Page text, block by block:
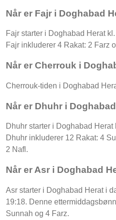
Når er Fajr i Doghabad
Fajr starter i Doghabad Herat
Fajr inkluderer 4 Rakat: 2 Farz
Når er Cherrouk i
Cherrouk-tiden i Doghabad
Når er Dhuhr i
Dhuhr starter i Doghabad
Dhuhr inkluderer 12 Rakat: 4
2 Nafl.
Når er Asr i Doghabad
Asr starter i Doghabad Herat i
19:18. Denne
Sunnah og 4 Farz.